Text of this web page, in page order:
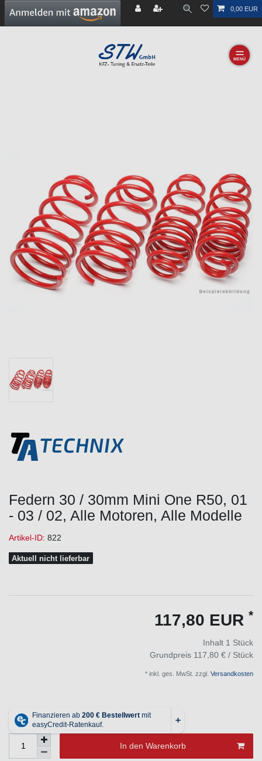
0,00 EUR
☰
Federn 30 / 30mm Mini One R50, 01
- 03 / 02, Alle Motoren, Alle Modelle
Artikel-ID: 822
Aktuell nicht lieferbar
117,80 EUR *
Inhalt 1 Stück
Grundpreis 117,80 € / Stück
* inkl. ges. MwSt. zzgl. Versandkosten
In den Warenkorb